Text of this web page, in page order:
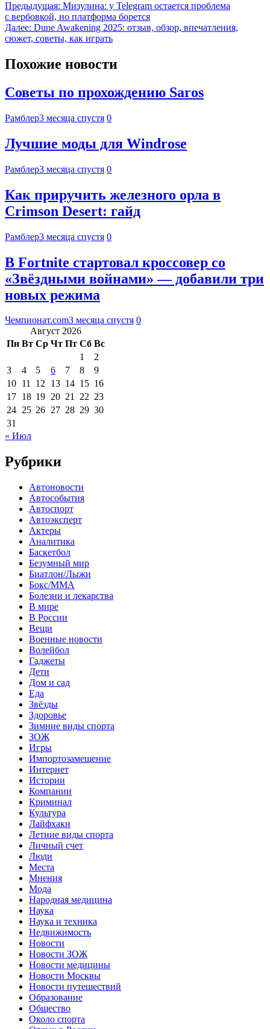
Предыдущая: Мизулина: у Telegram остается проблема
с вербовкой, но платформа борется
Далее: Dune Awakening 2025: отзыв, обзор, впечатления,
сюжет, советы, как играть
Похожие новости
Советы по прохождению Saros
Рамблер3 месяца спустя 0
Лучшие моды для Windrose
Рамблер3 месяца спустя 0
Как приручить железного орла в
Crimson Desert: гайд
Рамблер3 месяца спустя 0
В Fortnite стартовал кроссовер со
«Звёздными войнами» — добавили три
новых режима
Чемпионат.com3 месяца спустя 0
Август 2026
Пн Вт Ср Чт Пт Сб Вс
1
2
3
4 5 6 7 8
9
10 11 12 13 14 15 16
17 18 19 20 21 22 23
24 25 26 27 28 29 30
31
« Июл
Рубрики
Автоновости
Автособытия
Автоспорт
Автоэксперт
Актеры
Аналитика
Баскетбол
Безумный мир
Биатлон/Лыжи
Бокс/MMA
Болезни и лекарства
В мире
В России
Вещи
Военные новости
Волейбол
Гаджеты
Дети
Дом и сад
Еда
Звёзды
Здоровье
Зимние виды спорта
ЗОЖ
Игры
Импортозамещение
Интернет
Истории
Компании
Криминал
Культура
Лайфхаки
Летние виды спорта
Личный счет
Люди
Места
Мнения
Мода
Народная медицина
Наука
Наука и техника
Недвижимость
Новости
Новости ЗОЖ
Новости медицины
Новости Москвы
Новости путешествий
Образование
Общество
Около спорта